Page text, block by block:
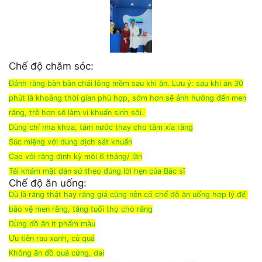
Chế độ chăm sóc:
Đánh răng bàn bàn chải lông mềm sau khi ăn. Lưu ý: sau khi ăn 30
phút là khoảng thời gian phù hợp, sớm hơn sẽ ảnh hưởng đến men
răng, trễ hơn sẽ làm vi khuẩn sinh sôi.
Dùng chỉ nha khoa, tăm nước thay cho tăm xỉa răng
Súc miệng với dung dịch sát khuẩn
Cạo vôi răng định kỳ mỗi 6 tháng/ lần
Tái khám mặt dán sứ theo đúng lời hẹn của Bác sĩ
Chế độ ăn uống:
Dù là răng thật hay răng giả cũng nên có chế độ ăn uống hợp lý để
bảo vệ men răng, tăng tuổi thọ cho răng
Dùng đồ ăn ít phẩm màu
Ưu tiên rau xanh, củ quả
Không ăn đồ quá cứng, dai